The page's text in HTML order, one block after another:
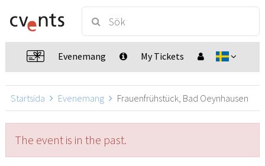
Evenemang My Tickets
Startsida Evenemang Frauenfrühstück, Bad Oeynhausen
The event is in the past.